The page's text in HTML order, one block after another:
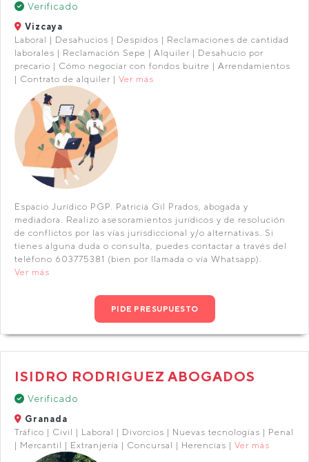
Verificado
Vizcaya
Laboral | Desahucios | Despidos | Reclamaciones de cantidad
laborales | Reclamación Sepe | Alquiler | Desahucio por
precario | Cómo negociar con fondos buitre | Arrendamientos
| Contrato de alquiler | Ver más
Espacio Jurídico PGP. Patricia Gil Prados, abogada y
mediadora. Realizo asesoramientos jurídicos y de resolución
de conflictos por las vías jurisdiccional y/o alternativas. Si
tienes alguna duda o consulta, puedes contactar a través del
teléfono 603775381 (bien por llamada o vía Whatsapp).
Ver más
PIDE PRESUPUESTO
ISIDRO RODRIGUEZ ABOGADOS
Verificado
Granada
Tráfico | Civil | Laboral | Divorcios | Nuevas tecnologías | Penal
| Mercantil | Extranjería | Concursal | Herencias | Ver más